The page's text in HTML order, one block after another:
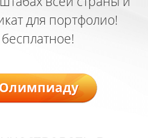
для портфолио!